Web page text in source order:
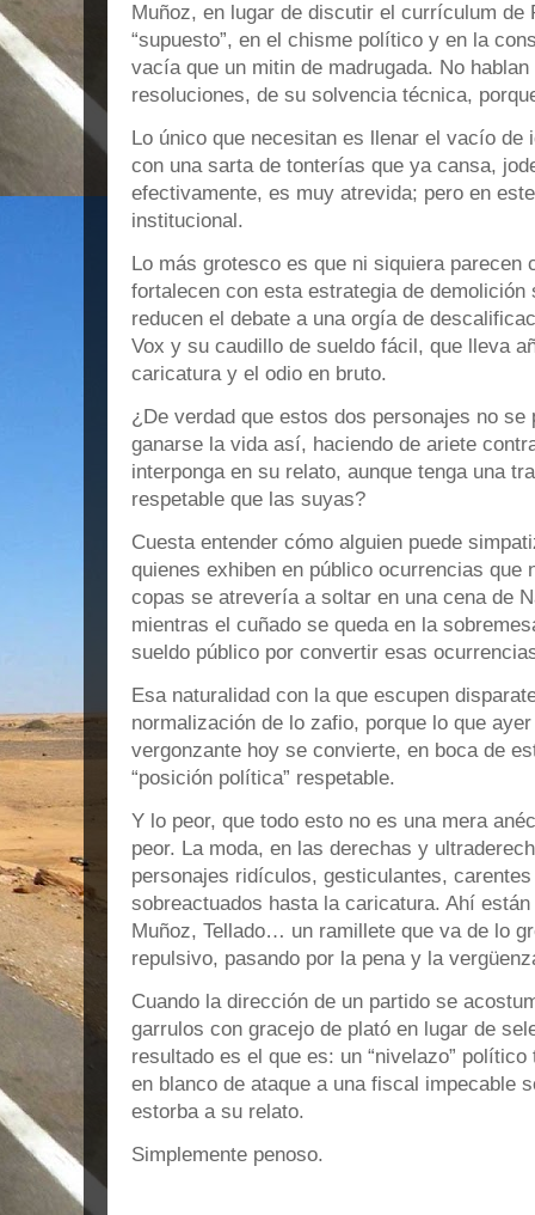
Muñoz, en lugar de discutir el currículum de
“supuesto”, en el chisme político y en la
vacía que un mitin de madrugada. No
resoluciones, de su solvencia técnica,
Lo único que necesitan es llenar el vacío de
con una sarta de tonterías que ya cansa,
efectivamente, es muy atrevida; pero en
institucional.
Lo más grotesco es que ni siquiera parecen
fortalecen con esta estrategia de
reducen el debate a una orgía de
Vox y su caudillo de sueldo fácil, que lleva
caricatura y el odio en bruto.
¿De verdad que estos dos personajes no se
ganarse la vida así, haciendo de ariete
interponga en su relato, aunque tenga una
respetable que las suyas?
Cuesta entender cómo alguien puede
quienes exhiben en público ocurrencias que
copas se atrevería a soltar en una cena de
mientras el cuñado se queda en la
sueldo público por convertir esas
Esa naturalidad con la que escupen
normalización de lo zafio, porque lo que
vergonzante hoy se convierte, en boca de
“posición política” respetable.
Y lo peor, que todo esto no es una mera
peor. La moda, en las derechas y
personajes ridículos, gesticulantes,
sobreactuados hasta la caricatura. Ahí
Muñoz, Tellado… un ramillete que va de lo
repulsivo, pasando por la pena y la
Cuando la dirección de un partido se
garrulos con gracejo de plató en lugar de
resultado es el que es: un “nivelazo”
en blanco de ataque a una fiscal impecable
estorba a su relato.
Simplemente penoso.